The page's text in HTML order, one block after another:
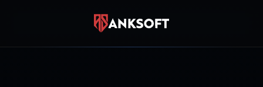
SIZE NASIL YARDIMCI OLALIM?